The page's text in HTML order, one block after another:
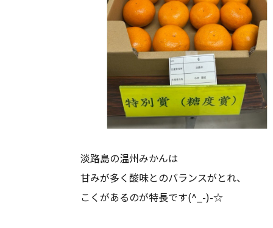
淡路島の温州みかんは
甘みが多く酸味とのバランスがとれ、
こくがあるのが特長です(^_-)-☆